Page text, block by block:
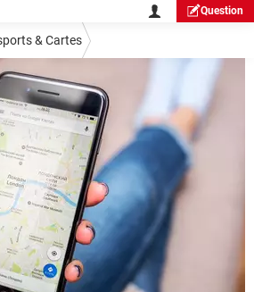
Question
& Cartes